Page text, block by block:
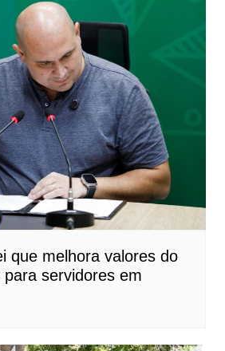
que melhora valores do
servidores em